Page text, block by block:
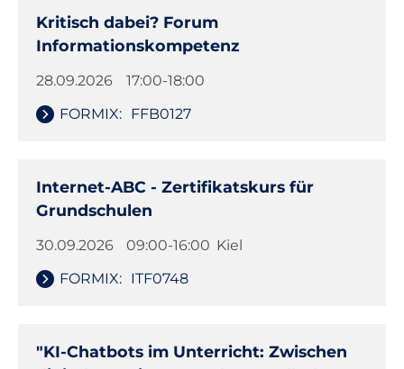
Kritisch dabei? Forum
Informationskompetenz
28.09.2026
17:00-18:00
FORMIX: FFB0127
Internet-ABC - Zertifikatskurs für
Grundschulen
30.09.2026 09:00-16:00 Kiel
FORMIX: ITF0748
"KI-Chatbots im Unterricht: Zwischen